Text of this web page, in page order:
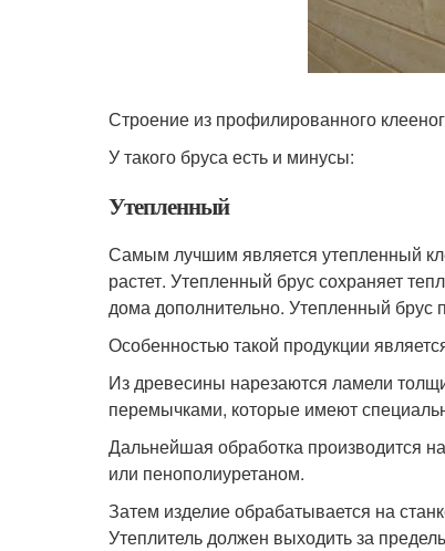
Строение из профилированного
У такого бруса есть и минусы:
Утепленный
Самым лучшим является утепленный
растет. Утепленный брус сохраняет
дома дополнительно. Утепленный брус
Особенностью такой продукции
Из древесины нарезаются ламели
перемычками, которые имеют
Дальнейшая обработка производится
или пенополиуретаном.
Затем изделие обрабатывается на
Утеплитель должен выходить за